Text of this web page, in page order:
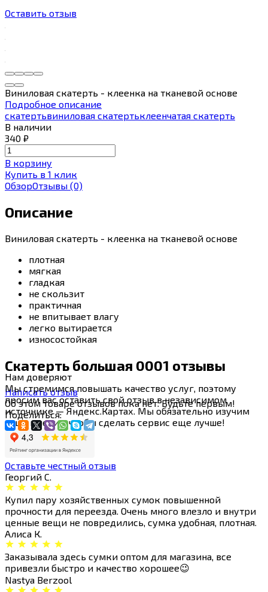
Оставить отзыв
Виниловая скатерть - клеенка на тканевой основе
Подробное описание
скатертьвиниловая скатертьклеенчатая скатерть
В наличии
340 ₽
В корзину
Купить в 1 клик
ОбзорОтзывы (0)
Описание
Виниловая скатерть - клеенка на тканевой основе
плотная
мягкая
гладкая
не скользит
практичная
не впитывает влагу
легко вытирается
износостойкая
Скатерть большая 0001 отзывы
Написать отзыв
Об этом товаре отзывов пока нет. Будьте первым!
Поделиться:
Нам доверяют
Мы стремимся повышать качество услуг, поэтому
просим вас оставить свой отзыв в независимом
источнике — Яндекс.Картах. Мы обязательно изучим
ваше мнение, чтобы сделать сервис еще лучше!
Оставьте честный отзыв
Георгий С.
Купил пару хозяйственных сумок повышенной
прочности для переезда. Очень много влезло и внутри
ценные вещи не повредились, сумка удобная, плотная.
Алиса К.
Заказывала здесь сумки оптом для магазина, все
привезли быстро и качество хорошее😉
Nastya Berzool